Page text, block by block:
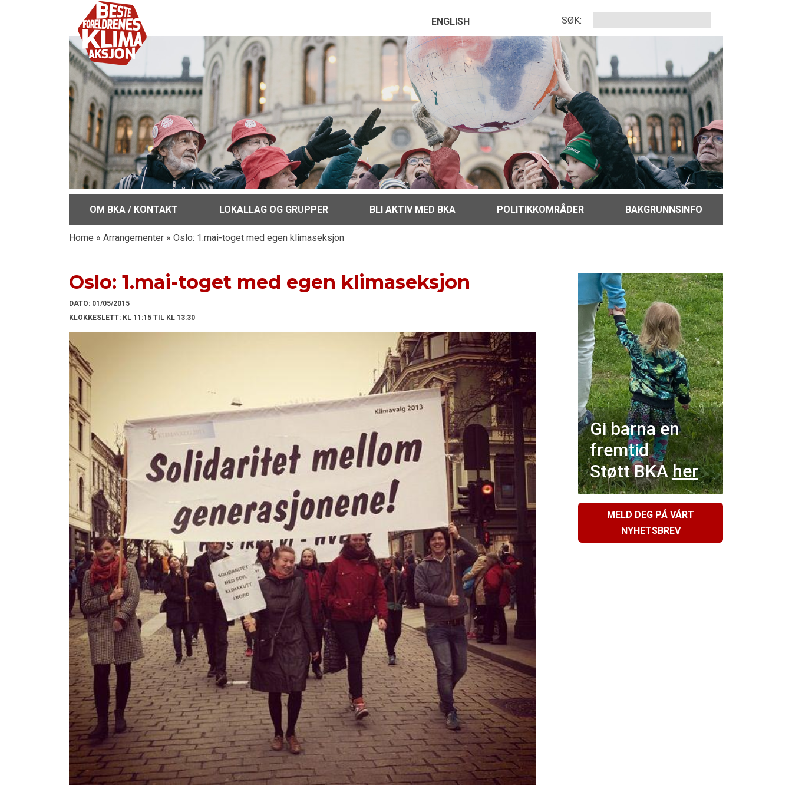
ENGLISH SØK:
OM BKA / KONTAKT LOKALLAG OG GRUPPER BLI AKTIV MED BKA POLITIKKOMRÅDER BAKGRUNNSINFO
Home » Arrangementer » Oslo: 1.mai-toget med egen klimaseksjon
Oslo: 1.mai-toget med egen klimaseksjon
DATO: 01/05/2015
KLOKKESLETT: KL 11:15 TIL KL 13:30
Gi barna en
fremtid
Støtt BKAher
MELD DEG PÅ VÅRT
NYHETSBREV